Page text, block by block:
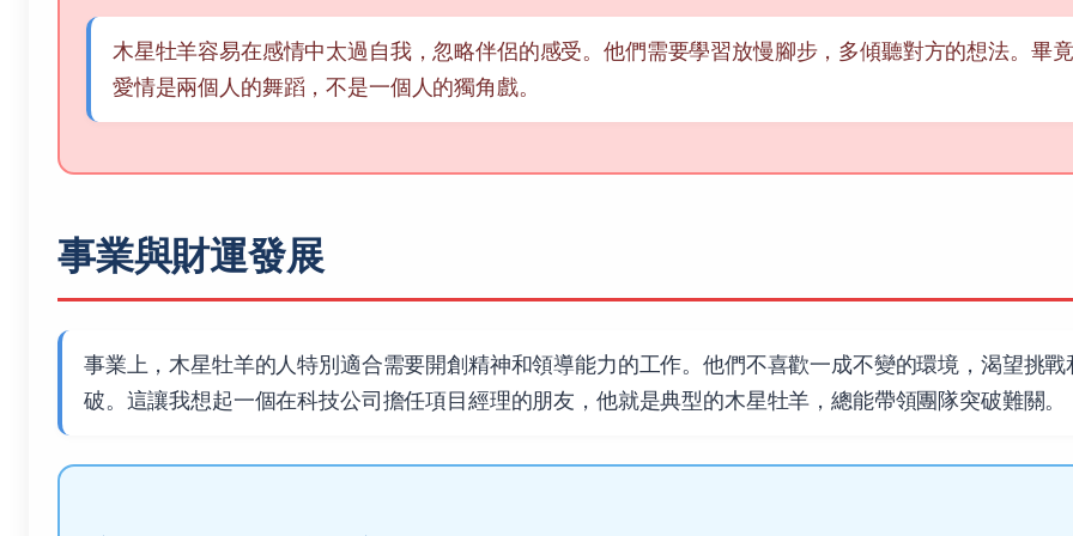
木星牡羊容易在感情中太過自我，忽略伴侶的感受。他們需要學習放慢腳步，多傾聽對方的想法。畢竟
愛情是兩個人的舞蹈，不是一個人的獨角戲。
事業與財運發展
事業上，木星牡羊的人特別適合需要開創精神和領導能力的工作。他們不喜歡一成不變的環境，渴望挑戰
破。這讓我想起一個在科技公司擔任項目經理的朋友，他就是典型的木星牡羊，總能帶領團隊突破難關。